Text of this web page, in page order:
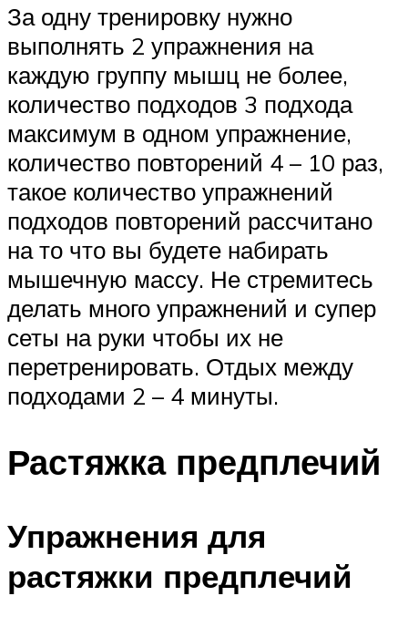
За одну тренировку нужно
выполнять 2 упражнения на
каждую группу мышц не более,
количество подходов 3 подхода
максимум в одном упражнение,
количество повторений 4 – 10 раз,
такое количество упражнений
подходов повторений рассчитано
на то что вы будете набирать
мышечную массу. Не стремитесь
делать много упражнений и супер
сеты на руки чтобы их не
перетренировать. Отдых между
подходами 2 – 4 минуты.
Растяжка предплечий
Упражнения для
растяжки предплечий